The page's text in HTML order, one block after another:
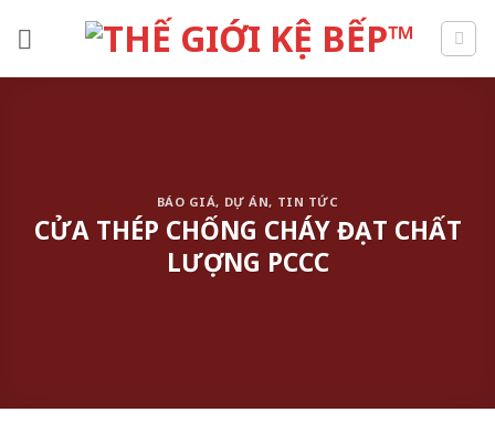
BÁO GIÁ, DỰ ÁN, TIN TỨC
CỬA THÉP CHỐNG CHÁY ĐẠT CHẤT
LƯỢNG PCCC